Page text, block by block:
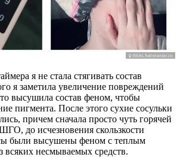
я не стала стягивать состав
я заметила увеличение повреждений
высушила состав феном, чтобы
пигмента. После этого сухие сосульки
причем сначала просто чуть горячей
до исчезновения скользкости
были высушены феном с теплым
всяких несмываемых средств.